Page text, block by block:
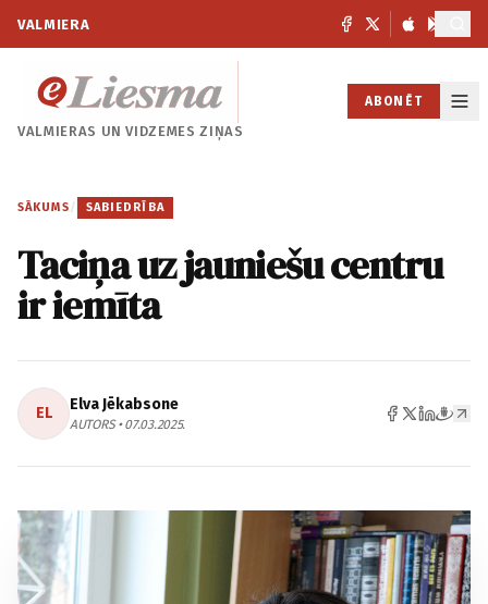
VALMIERA
VALMIERAS UNVIDZEMES ZIŅAS
ABONĒT
SĀKUMS / SABIEDRĪBA
Taciņa uz jauniešu centru
ir iemīta
EL Elva Jēkabsone
AUTORS • 07.03.2025.